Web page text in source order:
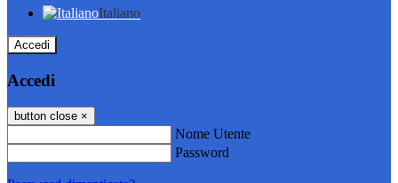
Italiano
Accedi
Accedi
button close ×
Nome Utente
Password